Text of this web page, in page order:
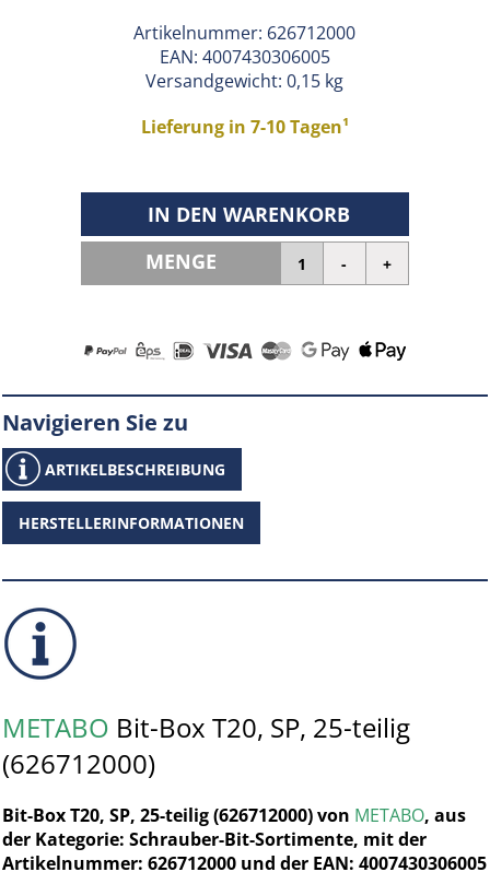
Artikelnummer: 626712000
EAN: 4007430306005
Versandgewicht: 0,15 kg
Lieferung in 7-10 Tagen¹
IN DEN WARENKORB
MENGE
Navigieren Sie zu
ARTIKELBESCHREIBUNG
HERSTELLERINFORMATIONEN
METABO Bit-Box T20, SP, 25-teilig
(626712000)
Bit-Box T20, SP, 25-teilig (626712000) von METABO, aus
der Kategorie: Schrauber-Bit-Sortimente, mit der
Artikelnummer: 626712000 und der EAN: 4007430306005